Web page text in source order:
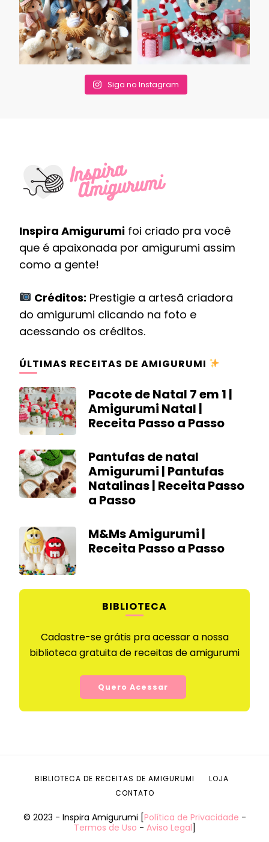
Siga no Instagram
Inspira Amigurumi foi criado pra você
que é apaixonada por amigurumi assim
como a gente!
Créditos: Prestigie a artesã criadora
do amigurumi clicando na foto e
acessando os créditos.
ÚLTIMAS RECEITAS DE AMIGURUMI
Pacote de Natal 7 em 1 |
Amigurumi Natal |
Receita Passo a Passo
Pantufas de natal
Amigurumi | Pantufas
Natalinas | Receita Passo
a Passo
M&Ms Amigurumi |
Receita Passo a Passo
BIBLIOTECA
Cadastre-se grátis pra acessar a nossa
biblioteca gratuita de receitas de amigurumi
Quero Acessar
© 2023 - Inspira Amigurumi [Política de Privacidade -
Termos de Uso - Aviso Legal]
BIBLIOTECA DE RECEITAS DE AMIGURUMI
LOJA
CONTATO